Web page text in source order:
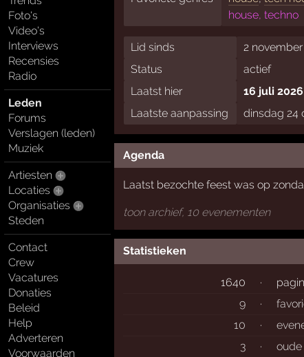
Foto's
Video's
Interviews
Recensies
Radio
Leden
Forums
Verslagen (leden)
Muziek
Artiesten
Locaties
Organisaties
Steden
Contact
Crew
Vacatures
Donaties
Beleid
Help
Adverteren
Voorwaarden
house, techno
Lid sinds
2
Status
actief
Laatst hier
16 juli
Laatste aanpassing
dinsdag 24
Agenda
Laatst bezochte feest was op
toon archief, 10 evenementen
Statistieken
1640 ·
9
·
10
·
3
· oude